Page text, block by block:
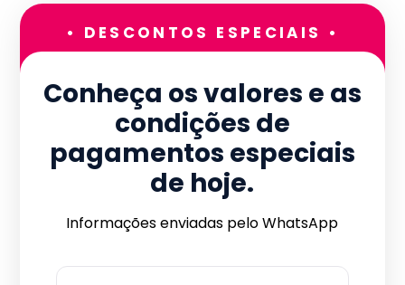
• DESCONTOS ESPECIAIS •
Conheça os valores e as
condições de
pagamentos especiais
de hoje.
Informações enviadas pelo WhatsApp